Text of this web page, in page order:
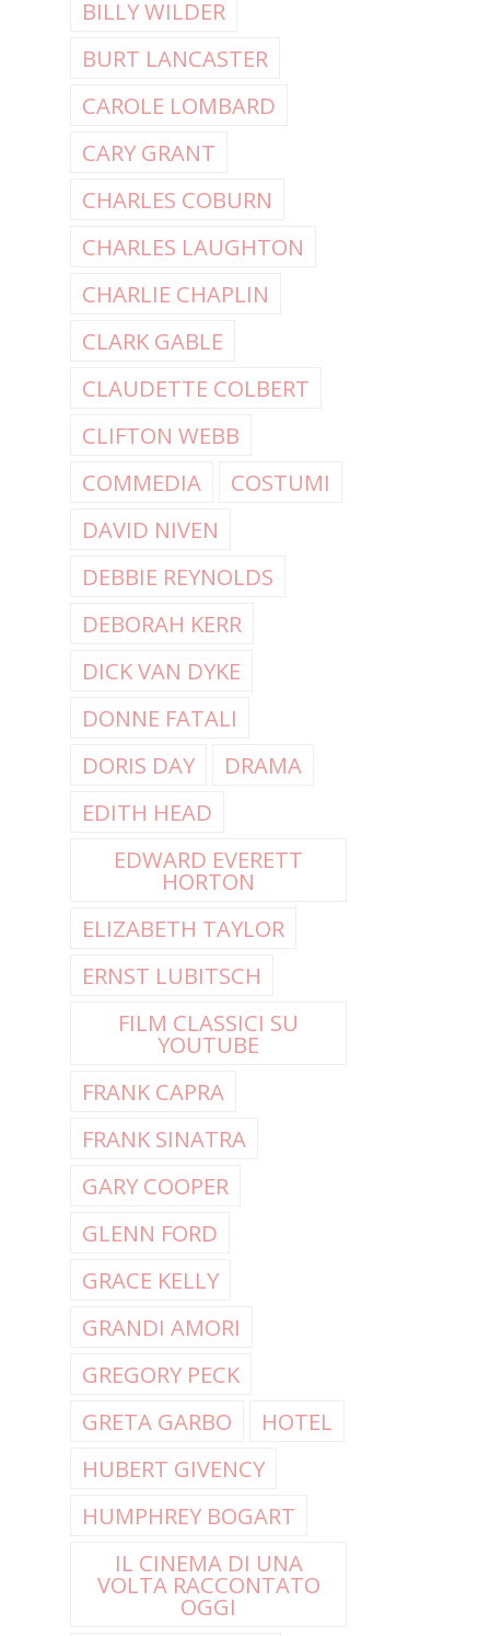
BILLY WILDER
BURT LANCASTER
CAROLE LOMBARD
CARY GRANT
CHARLES COBURN
CHARLES LAUGHTON
CHARLIE CHAPLIN
CLARK GABLE
CLAUDETTE COLBERT
CLIFTON WEBB
COMMEDIA
COSTUMI
DAVID NIVEN
DEBBIE REYNOLDS
DEBORAH KERR
DICK VAN DYKE
DONNE FATALI
DORIS DAY
DRAMA
EDITH HEAD
EDWARD EVERETT
HORTON
ELIZABETH TAYLOR
ERNST LUBITSCH
FILM CLASSICI SU
YOUTUBE
FRANK CAPRA
FRANK SINATRA
GARY COOPER
GLENN FORD
GRACE KELLY
GRANDI AMORI
GREGORY PECK
GRETA GARBO
HOTEL
HUBERT GIVENCY
HUMPHREY BOGART
IL CINEMA DI UNA
VOLTA RACCONTATO
OGGI